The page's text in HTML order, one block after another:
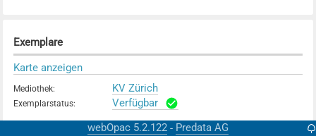
Exemplare
Karte anzeigen
Mediothek: KV Zürich
Exemplarstatus:
Verfügbar
webOpac 5.2.122 - Predata AG